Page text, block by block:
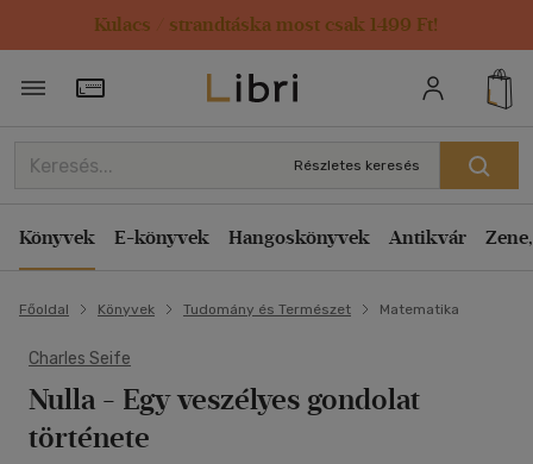
Kulacs / strandtáska most csak 1499 Ft!
Törzsvásárlói Kártya adatai
Részletes keresés
Könyvek E-könyvek Hangoskönyvek Antikvár
Főoldal Könyvek Tudomány és Természet Matematika
Charles Seife
Nulla - Egy veszélyes gondolat
története